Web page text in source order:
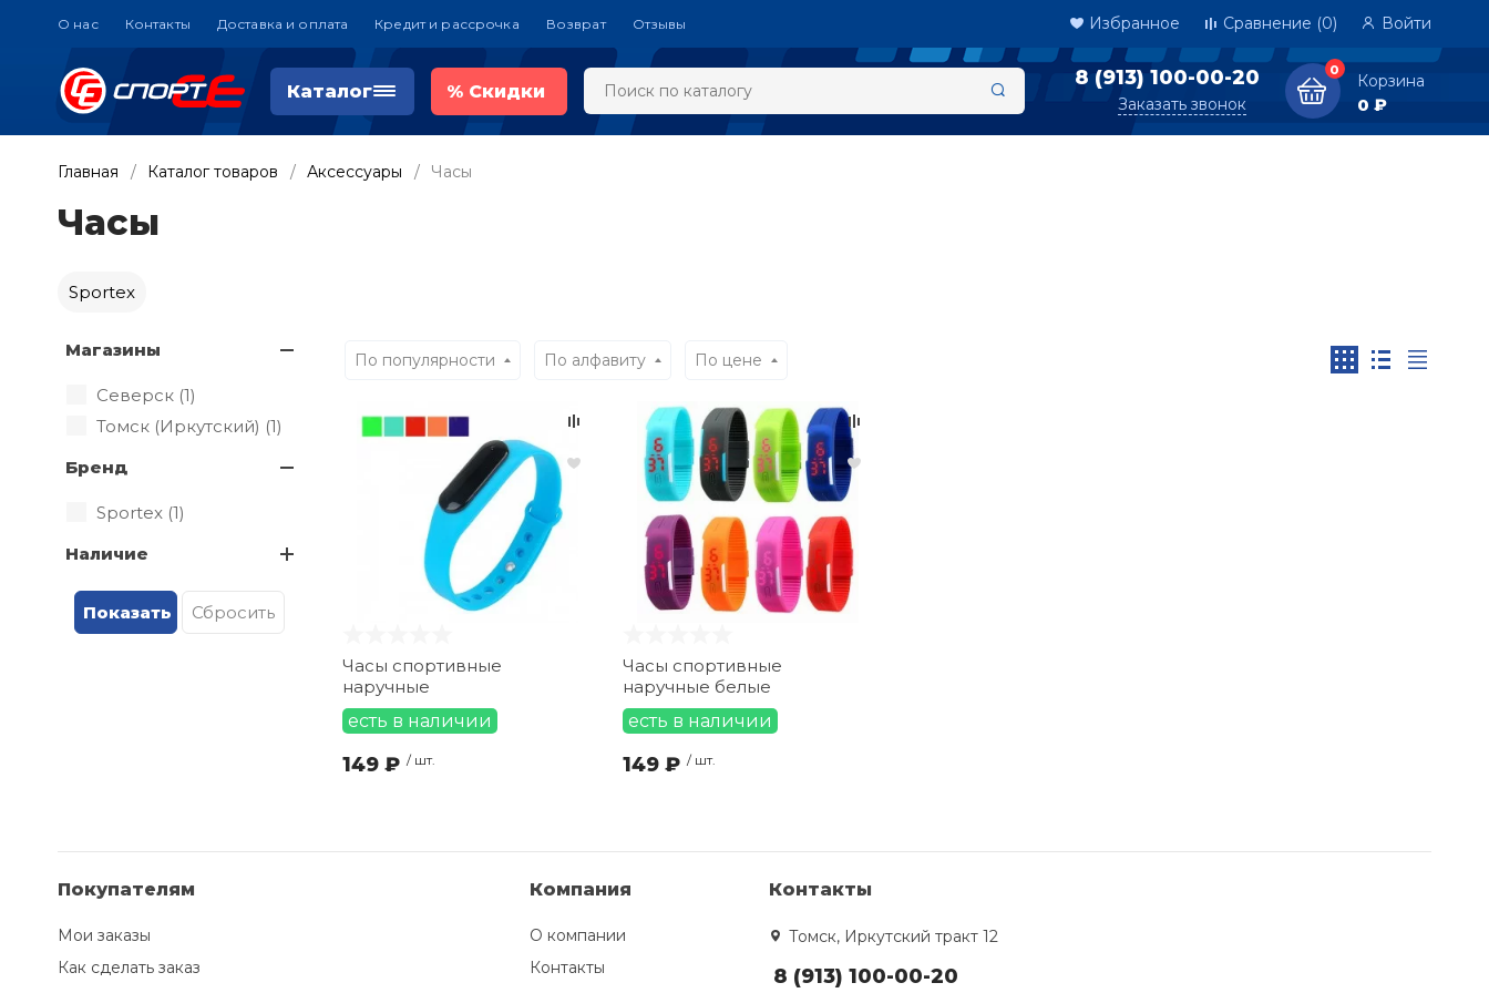
О нас Контакты Доставка и оплата Кредит и рассрочка Возврат Отзывы Избранное Сравнение (0) Войти
Каталог % Скидки
8 (913) 100-00-20
Заказать звонок
0
Корзина
0 ₽
Главная Каталог товаров Аксессуары Часы
Часы
Sportex
Магазины
Северск (1)
Томск (Иркутский) (1)
Бренд
Sportex (1)
Наличие
По популярности По алфавиту По цене
Часы спортивные
наручные
есть в наличии
149 ₽ / шт.
Часы спортивные
наручные белые
есть в наличии
149 ₽ / шт.
Покупателям
Мои заказы
Как сделать заказ
Компания
О компании
Контакты
Контакты
Томск, Иркутский тракт 12
8 (913) 100-00-20